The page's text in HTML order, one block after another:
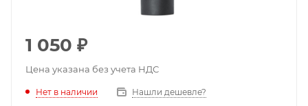
1 050 ₽
Цена указана без учета НДС
Нет в наличии Нашли дешевле?